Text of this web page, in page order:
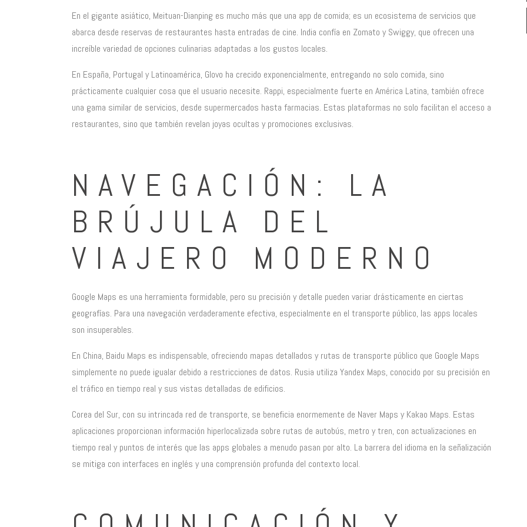
En el gigante asiático, Meituan-Dianping es mucho más que una app de comida; es un ecosistema de servicios que
abarca desde reservas de restaurantes hasta entradas de cine. India confía en Zomato y Swiggy, que ofrecen una
increíble variedad de opciones culinarias adaptadas a los gustos locales.
En España, Portugal y Latinoamérica, Glovo ha crecido exponencialmente, entregando no solo comida, sino
prácticamente cualquier cosa que el usuario necesite. Rappi, especialmente fuerte en América Latina, también ofrece
una gama similar de servicios, desde supermercados hasta farmacias. Estas plataformas no solo facilitan el acceso a
restaurantes, sino que también revelan joyas ocultas y promociones exclusivas.
NAVEGACIÓN: LA
BRÚJULA DEL
VIAJERO MODERNO
Google Maps es una herramienta formidable, pero su precisión y detalle pueden variar drásticamente en ciertas
geografías. Para una navegación verdaderamente efectiva, especialmente en el transporte público, las apps locales
son insuperables.
En China, Baidu Maps es indispensable, ofreciendo mapas detallados y rutas de transporte público que Google Maps
simplemente no puede igualar debido a restricciones de datos. Rusia utiliza Yandex Maps, conocido por su precisión en
el tráfico en tiempo real y sus vistas detalladas de edificios.
Corea del Sur, con su intrincada red de transporte, se beneficia enormemente de Naver Maps y Kakao Maps. Estas
aplicaciones proporcionan información hiperlocalizada sobre rutas de autobús, metro y tren, con actualizaciones en
tiempo real y puntos de interés que las apps globales a menudo pasan por alto. La barrera del idioma en la señalización
se mitiga con interfaces en inglés y una comprensión profunda del contexto local.